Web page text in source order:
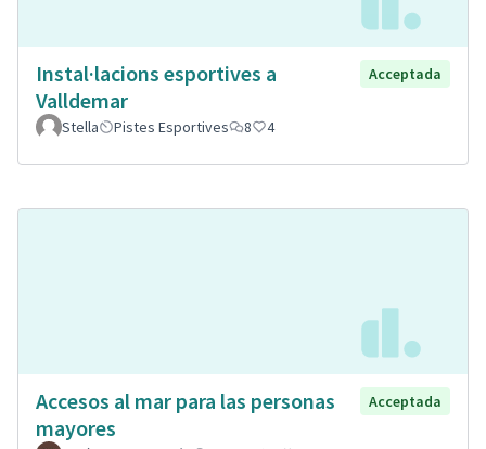
Instal·lacions esportives a
Valldemar
Acceptada
Stella Pistes Esportives 8 4
Accesos al mar para las personas
mayores
Acceptada